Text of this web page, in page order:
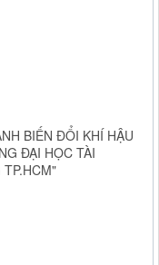
BIẾN ĐỔI KHÍ HẬU
ĐẠI HỌC TÀI